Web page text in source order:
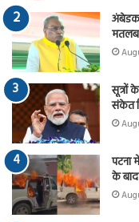
मतलब
सूत्रों
संकेत
पटना
के